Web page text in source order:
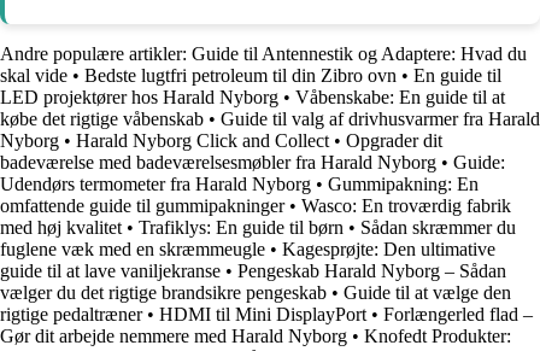
Andre populære artikler: Guide til Antennestik og Adaptere: Hvad du
skal vide • Bedste lugtfri petroleum til din Zibro ovn • En guide til
LED projektører hos Harald Nyborg • Våbenskabe: En guide til at
købe det rigtige våbenskab • Guide til valg af drivhusvarmer fra Harald
Nyborg • Harald Nyborg Click and Collect • Opgrader dit
badeværelse med badeværelsesmøbler fra Harald Nyborg • Guide:
Udendørs termometer fra Harald Nyborg • Gummipakning: En
omfattende guide til gummipakninger• Wasco: En troværdig fabrik
med høj kvalitet • Trafiklys: En guide til børn • Sådan skræmmer du
fuglene væk med en skræmmeugle • Kagesprøjte: Den ultimative
guide til at lave vaniljekranse • Pengeskab Harald Nyborg – Sådan
vælger du det rigtige brandsikre pengeskab • Guide til at vælge den
rigtige pedaltræner• HDMI til Mini DisplayPort • Forlængerled flad –
Gør dit arbejde nemmere med Harald Nyborg • Knofedt Produkter: